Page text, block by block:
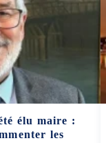
élu maire :
les